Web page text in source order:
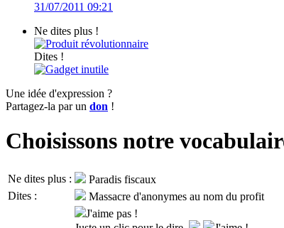
31/07/2011 09:21
Ne dites plus !
Produit révolutionnaire
Dites !
Gadget inutile
Une idée d'expression ?
Partagez-la par un don !
Choisissons notre
Ne dites plus :
Paradis fiscaux
Dites :
Massacre d'anonymes au nom du profit
J'aime pas !